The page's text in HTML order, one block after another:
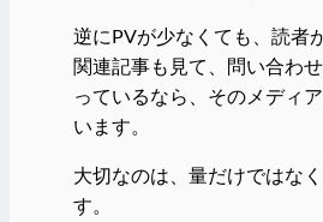
逆にPVが少なくても、読者
関連記事も見て、問い合わ
っているなら、そのメディ
います。
大切なのは、量だけではな
す。